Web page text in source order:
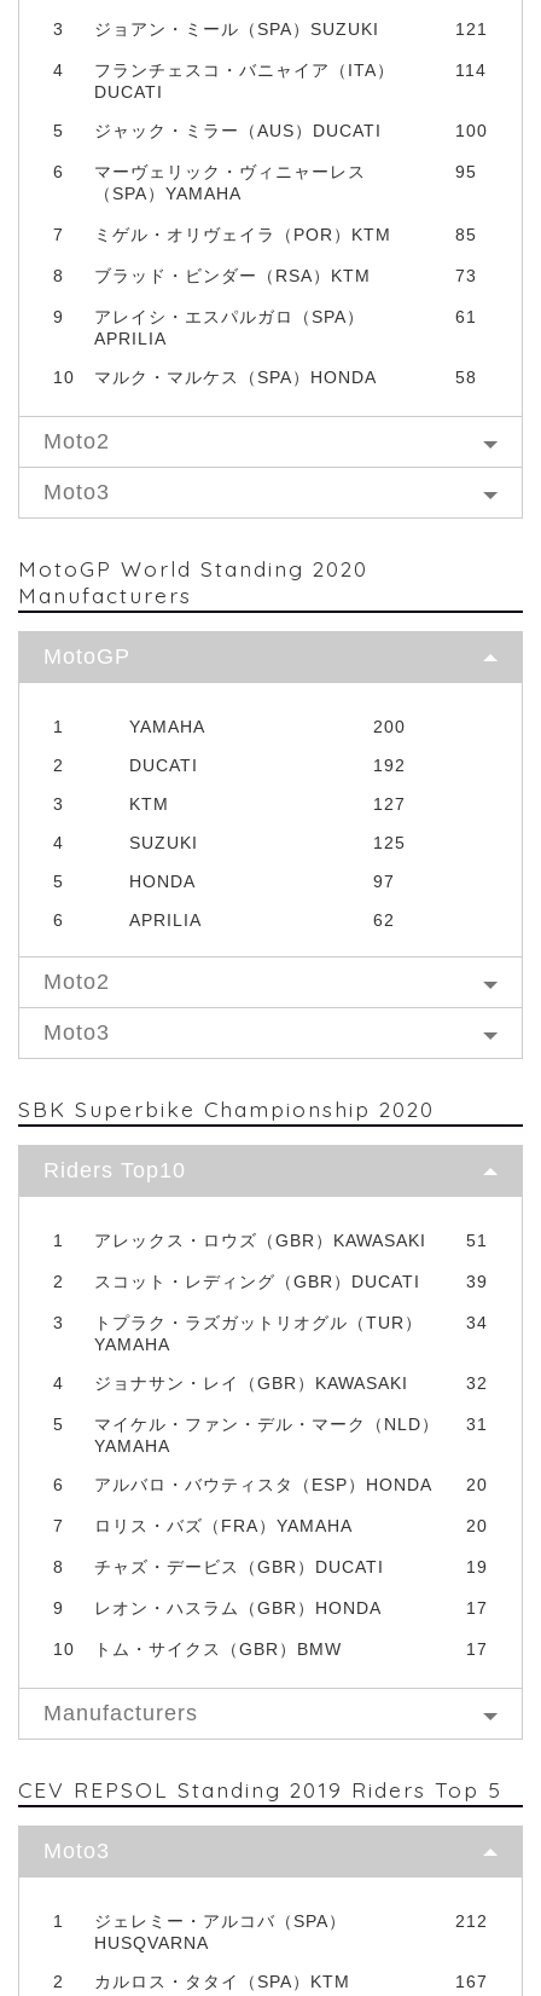
3 ジョアン・ミール（SPA）SUZUKI 121
4
フランチェスコ・バニャイア（ITA）
DUCATI
114
5 ジャック・ミラー（AUS）DUCATI 100
6
マーヴェリック・ヴィニャーレス
（SPA）YAMAHA
95
7 ミゲル・オリヴェイラ（POR）KTM 85
8 ブラッド・ビンダー（RSA）KTM 73
9
アレイシ・エスパルガロ（SPA）
APRILIA
61
10 マルク・マルケス（SPA）HONDA 58
Moto2
Moto3
MotoGP World Standing 2020
Manufacturers
MotoGP
1 YAMAHA
200
2
DUCATI
192
3
KTM
127
4
SUZUKI
125
5
HONDA
97
6
APRILIA 62
Moto2
Moto3
SBK Superbike Championship 2020
Riders Top10
1 アレックス・ロウズ（GBR）KAWASAKI 51
2 スコット・レディング（GBR）DUCATI 39
3
トプラク・ラズガットリオグル（TUR）
YAMAHA
34
4 ジョナサン・レイ（GBR）KAWASAKI 32
5
マイケル・ファン・デル・マーク（NLD）
YAMAHA
31
6 アルバロ・バウティスタ（ESP）HONDA 20
7 ロリス・バズ（FRA）YAMAHA 20
8 チャズ・デービス（GBR）DUCATI 19
9 レオン・ハスラム（GBR）HONDA 17
10 トム・サイクス（GBR）BMW 17
Manufacturers
CEV REPSOL Standing 2019 Riders Top 5
Moto3
1
ジェレミー・アルコバ（SPA）
HUSQVARNA
212
2 カルロス・タタイ（SPA）KTM 167